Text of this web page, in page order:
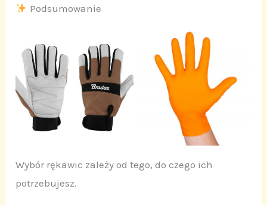
Podsumowanie
Wybór rękawic zależy od tego, do czego ich
potrzebujesz.